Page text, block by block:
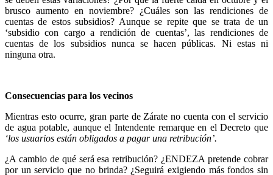
brusco aumento en noviembre? ¿Cuáles son las rendiciones de
cuentas de estos subsidios? Aunque se repite que se trata de un
‘subsidio con cargo a rendición de cuentas’, las rendiciones de
cuentas de los subsidios nunca se hacen públicas. Ni estas ni
ninguna otra.
Consecuencias para los vecinos
Mientras esto ocurre, gran parte de Zárate no cuenta con el servicio
de agua potable, aunque el Intendente remarque en el Decreto que
‘los usuarios están obligados a pagar una retribución’.
¿A cambio de qué será esa retribución? ¿ENDEZA pretende cobrar
por un servicio que no brinda? ¿Seguirá exigiendo más fondos sin